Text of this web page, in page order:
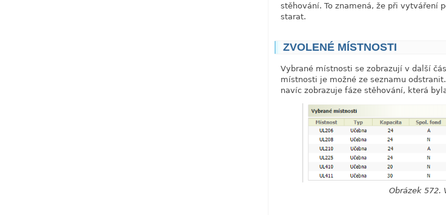
stěhování. To znamená, že při vytváření
starat.
ZVOLENÉ MÍSTNOSTI
Vybrané místnosti se zobrazují v další
místnosti je možné ze seznamu
navíc zobrazuje fáze stěhování, která
Obrázek 572.